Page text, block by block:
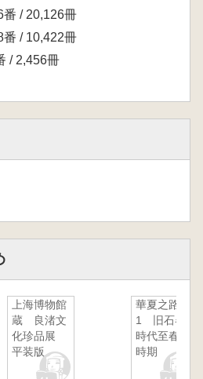
洛陽古墳博物館の基本的な
示しています。一部の写真
採用し、同時に近年の墓文
番 / 20,126冊
番 / 10,422冊
/ 2,456冊
上海博物館
蔵 良渚文
化珍品展
平装版
華夏之路
1 旧石器
時代至春秋
時期